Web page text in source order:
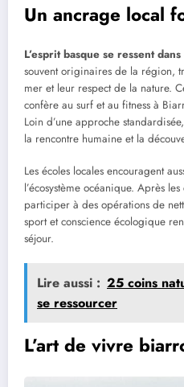
Un ancrage local
L’esprit basque se ressent
souvent originaires de la région,
mer et leur respect de la nature.
confère au surf et au fitness à
Loin d’une approche
la rencontre humaine et la
Les écoles locales encouragent
l’écosystème océanique. Après
participer à des opérations de
sport et conscience écologique
séjour.
Lire aussi : 25 coins
se ressourcer
L’art de vivre